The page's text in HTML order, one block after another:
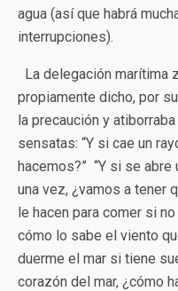
agua (así que habrá
interrupciones).
La delegación marítima
propiamente dicho, por
la precaución y
sensatas: “Y si cae un
hacemos?” “Y si se abre
una vez, ¿vamos a tener
le hacen para comer si
cómo lo sabe el viento
duerme el mar si tiene
corazón del mar, ¿cómo